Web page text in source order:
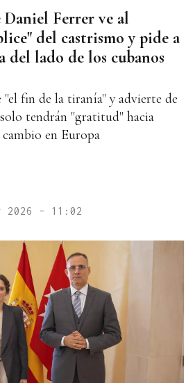
Ferrer ve al
del castrismo y pide a
del lado de los cubanos
fin de la tiranía" y advierte de
tendrán "gratitud" hacia
en Europa
2026 - 11:02